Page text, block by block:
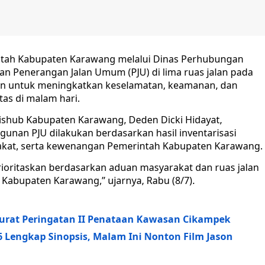
Kabupaten Karawang melalui Dinas Perhubungan
Penerangan Jalan Umum (PJU) di lima ruas jalan pada
untuk meningkatkan keselamatan, keamanan, dan
di malam hari.
Kabupaten Karawang, Deden Dicki Hidayat,
PJU dilakukan berdasarkan hasil inventarisasi
serta kewenangan Pemerintah Kabupaten Karawang.
berdasarkan aduan masyarakat dan ruas jalan
Karawang,” ujarnya, Rabu (8/7).
Peringatan II Penataan Kawasan Cikampek
Lengkap Sinopsis, Malam Ini Nonton Film Jason